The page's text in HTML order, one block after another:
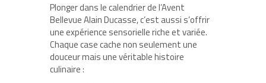
Plonger dans le calendrier de l’Avent
Bellevue Alain Ducasse, c’est aussi s’offrir
uneexpérience sensorielle riche et variée.
Chaque case cache non seulement une
douceur mais une véritable histoire
culinaire :